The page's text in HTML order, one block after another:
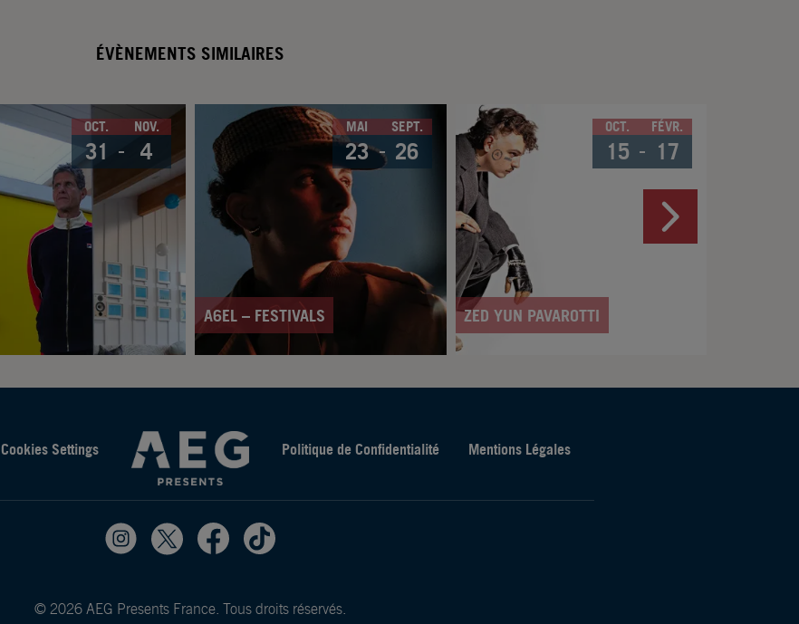
ÉVÈNEMENTS SIMILAIRES
OCT.
31
NOV.
4
A6EL – FESTIVALS
MAI
23
SEPT.
26
ZED YUN PAVAROTTI
OCT.
15
FÉVR.
17
Cookies Settings Politique de Confidentialité Mentions Légales
© 2026 AEG Presents France. Tous droits réservés.